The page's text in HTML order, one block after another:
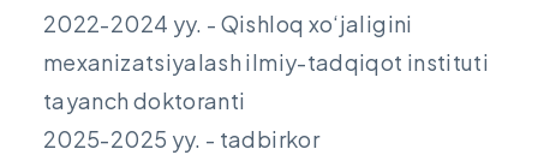
2022-2024 yy. - Qishloq xo‘jaligini
mexanizatsiyalash ilmiy-tadqiqot instituti
tayanch doktoranti
2025-2025 yy. - tadbirkor